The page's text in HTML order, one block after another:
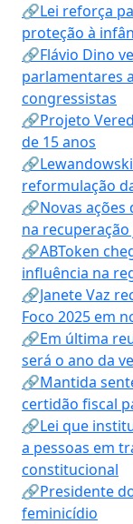
🔗Lei reforça
proteção à
🔗Flávio Dino
parlamentares
congressistas
🔗Projeto
de 15 anos
reformulação
🔗Novas ações
na
🔗ABToken
influência na
🔗Janete Vaz
Foco 2025 em
🔗Em última
será o ano da
🔗Mantida
certidão fiscal
🔗Lei que
a pessoas em
constitucional
🔗Presidente
feminicídio